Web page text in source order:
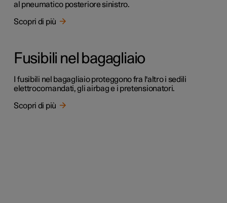
al pneumatico posteriore sinistro.
Scopri di più
Fusibili nel bagagliaio
I fusibili nel bagagliaio proteggono fra l'altro i sedili
elettrocomandati, gli airbag e i pretensionatori.
Scopri di più